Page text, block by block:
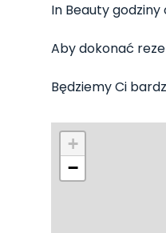
In Beauty godziny
Aby dokonać
Będziemy Ci
+
−